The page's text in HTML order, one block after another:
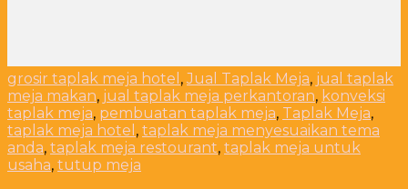
grosir taplak meja hotel ,Jual Taplak Meja, jual taplak
meja makan, jual taplak meja perkantoran, konveksi
taplak meja, pembuatan taplak meja, Taplak Meja,
taplak meja hotel , taplak meja menyesuaikan tema
anda, taplak meja restourant, taplak meja untuk
usaha, tutup meja